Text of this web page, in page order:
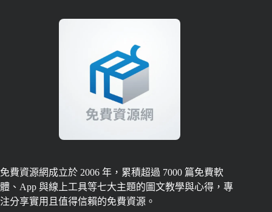
免費資源網成立於 2006 年，累積超過 7000 篇免費軟
體、App 與線上工具等七大主題的圖文教學與心得，專
注分享實用且值得信賴的免費資源。